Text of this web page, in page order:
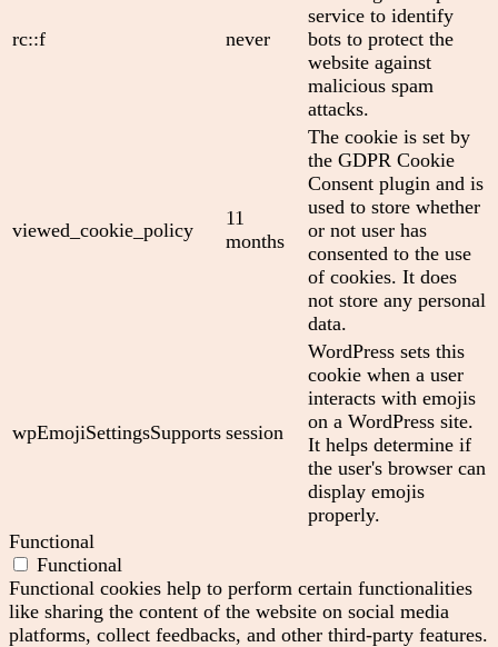
rc::f never
service to identify
bots to protect the
website against
malicious spam
attacks.
viewed_cookie_policy
11
months
The cookie is set by
the GDPR Cookie
Consent plugin and is
used to store whether
or not user has
consented to the use
of cookies. It does
not store any personal
data.
wpEmojiSettingsSupports session
WordPress sets this
cookie when a user
interacts with emojis
on a WordPress site.
It helps determine if
the user's browser can
display emojis
properly.
Functional
Functional
Functional cookies help to perform certain functionalities
like sharing the content of the website on social media
platforms, collect feedbacks, and other third-party features.